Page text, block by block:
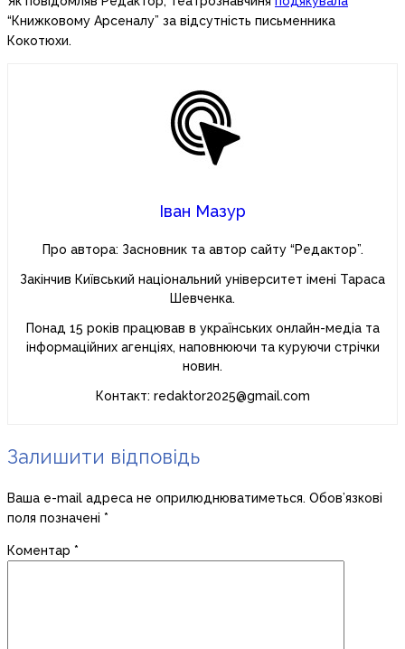
“Книжковому Арсеналу” за відсутність письменника
Кокотюхи.
Іван Мазур
Про автора: Засновник та автор сайту “Редактор”.
Закінчив Київський національний університет імені Тараса
Шевченка.
Понад 15 років працював в українських онлайн-медіа та
інформаційних агенціях, наповнюючи та куруючи стрічки
новин.
Контакт: redaktor2025@gmail.com
Залишити відповідь
Ваша e-mail адреса не оприлюднюватиметься. Обов’язкові
поля позначені *
Коментар *